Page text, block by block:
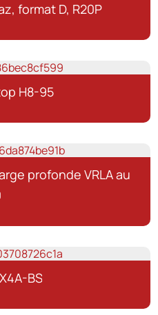
format D, R20P
H8-95
profonde VRLA au
BS